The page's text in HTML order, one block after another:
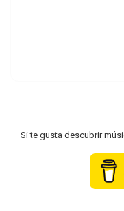
Si te gusta descubrir